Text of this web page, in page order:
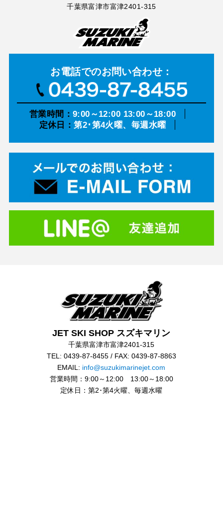
千葉県富津市富津2401-315
お電話でのお問い合わせ：
営業時間： 9:00～12:00 13:00～18:00
定休日：第2･第4火曜、毎週水曜
JET SKI SHOP スズキマリン
千葉県富津市富津2401-315
TEL: 0439-87-8455 / FAX: 0439-87-8863
EMAIL: info@suzukimarinejet.com
営業時間：9:00～12:00 13:00～18:00
定休日：第2･第4火曜、毎週水曜